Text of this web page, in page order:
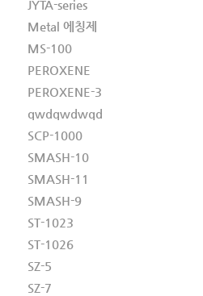
JYTA-series
Metal 에칭제
MS-100
PEROXENE
PEROXENE-3
qwdqwdwqd
SCP-1000
SMASH-10
SMASH-11
SMASH-9
ST-1023
ST-1026
SZ-5
SZ-7